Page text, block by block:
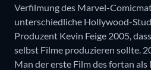
Verfilmung des Marvel-
unterschiedliche Hollywood-
Produzent Kevin Feige 2005,
selbst Filme produzieren sollte.
Man der erste Film des fortan